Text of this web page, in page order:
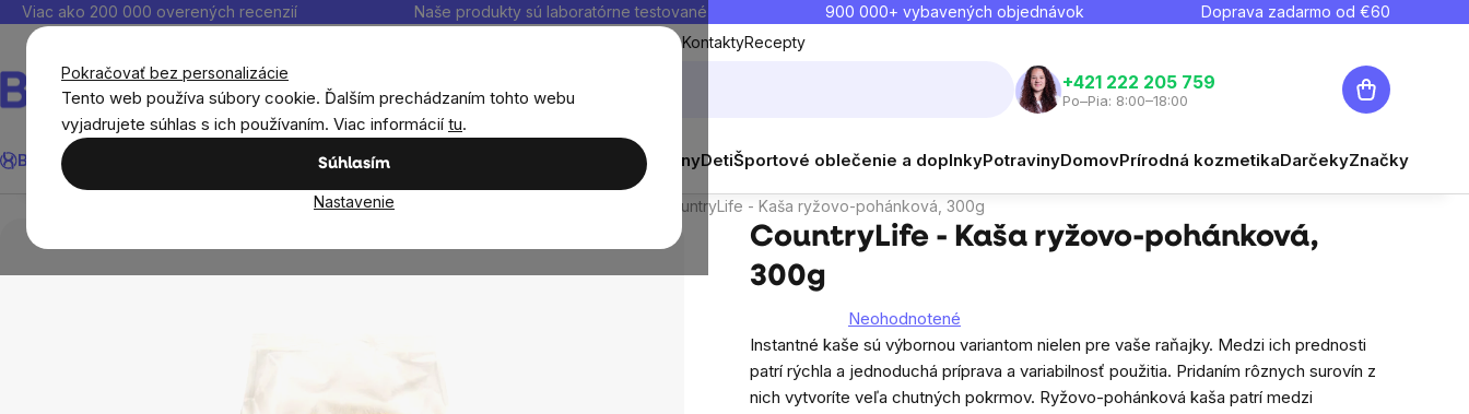
Pokračovať bez personalizácie
Tento web používa súbory cookie. Ďalším prechádzaním tohto webu
vyjadrujete súhlas s ich používaním. Viac informácií tu.
Súhlasím
Nastavenie
PrejsťViac ako 200 000 overených recenzií Naše produkty sú laboratórne testované 900 000+ vybavených objednávok Doprava zadarmo od €60
Doprava a platbaKontaktyRecepty
Hľadať
+421 222 205 759
Po–Pia: 8:00–18:00
Nákupný
košík
BrainMax® Výživové doplnky Muži ŽenyDetiŠportové oblečenie a doplnkyPotravinyDomovPrírodná kozmetikaDarčekyZnačky
Cereálie, obilniny, pseudoobilniny CountryLife - Kaša ryžovo-pohánková, 300g
CountryLife - Kaša ryžovo-pohánková,
300g
hodnotenie
produktu
je
Neohodnotené
Instantné kaše sú výbornou variantom nielen pre vaše raňajky. Medzi ich prednosti
patrí rýchla a jednoduchá príprava a variabilnosť použitia. Pridaním rôznych surovín z
nich vytvoríte veľa chutných pokrmov. Ryžovo-pohánková kaša patrí medzi
CountryLife - Kaša ryžovo-pohánková, 300g
Súvisiaci tovar Hodnotenie Podobné produkty Jednotková cena:
Strážiť